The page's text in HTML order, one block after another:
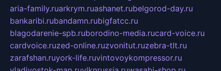
aria-family.ruarkrym.ruashanet.rubelgorod-day.ru
bankaribi.rubandamn.rubigfatcc.ru
blagodarenie-spb.ruborodino-media.rucard-voice.ru
cardvoice.ruzed-online.ruzvonitut.ruzebra-tlt.ru
zarafshan.ruyork-life.ruvintovoykompressor.ru